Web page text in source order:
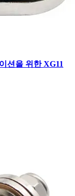
션을 위한 XG11